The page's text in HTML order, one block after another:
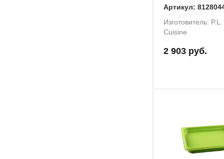
Артикул:
Изготовитель:
Cuisine
2 903 руб.